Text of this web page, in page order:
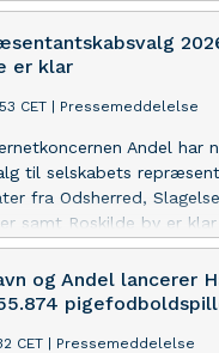
koncernen på at
af samfundet. Samtidig
er klar
CET Pressemeddelelse
Andel har
til selskabets
fra Odsherred,
samt Roskilde by er
i repræsentantskabets
og Andel lancerer
CET Pressemeddelelse